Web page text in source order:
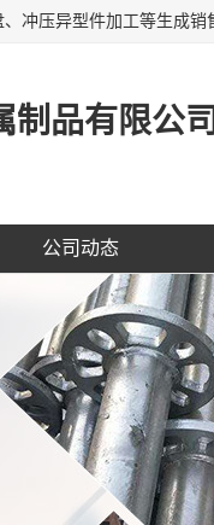
制品有限公司
公司动态